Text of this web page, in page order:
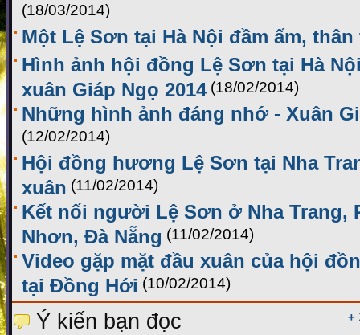
(18/03/2014)
Một Lệ Sơn tại Hà Nội đầm ấm,
Hình ảnh hội đồng Lệ Sơn tại Hà
xuân Giáp Ngọ 2014 (18/02/2014)
Những hình ảnh đáng nhớ - Xuân
(12/02/2014)
Hội đồng hương Lệ Sơn tại Nha
xuân (11/02/2014)
Kết nối người Lệ Sơn ở Nha Trang,
Nhơn, Đà Nẵng (11/02/2014)
Video gặp mặt đầu xuân của hội
tại Đồng Hới (10/02/2014)
+
Ý kiến bạn đọc